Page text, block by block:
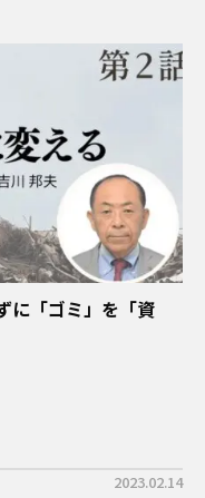
に「ゴミ」を「資
2023.02.14